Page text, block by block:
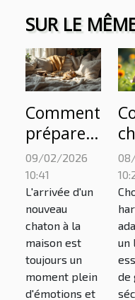
SUR LE
Comment
préparer
votre
maison
pour
l'arrivée
d'un
nouveau
chaton ?
09/02/2026
10:41
L'arrivée d'un
nouveau
chaton à la
maison est
toujours un
moment plein
d'émotions et
un
de